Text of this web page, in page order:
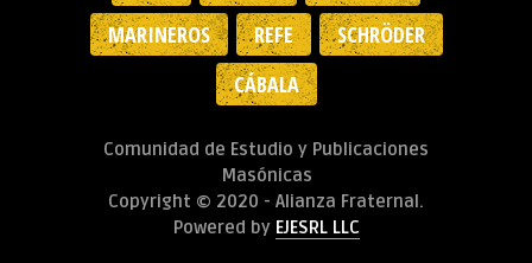
MARINEROS
REFE
SCHRÖDER
CÁBALA
Comunidad de Estudio y Publicaciones
Masónicas
Copyright © 2020 - Alianza Fraternal.
Powered by EJESRL LLC